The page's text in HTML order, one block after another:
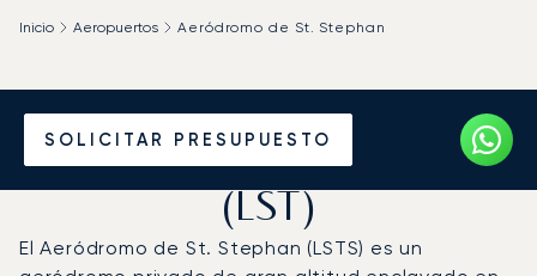
SOLICITAR PRESUPUESTO
Inicio Aeropuertos Aeródromo de St. Stephan
Vuele en Jet Privado al
Aeródromo de St. Stephan
(LST)
El Aeródromo de St. Stephan (LSTS) es un